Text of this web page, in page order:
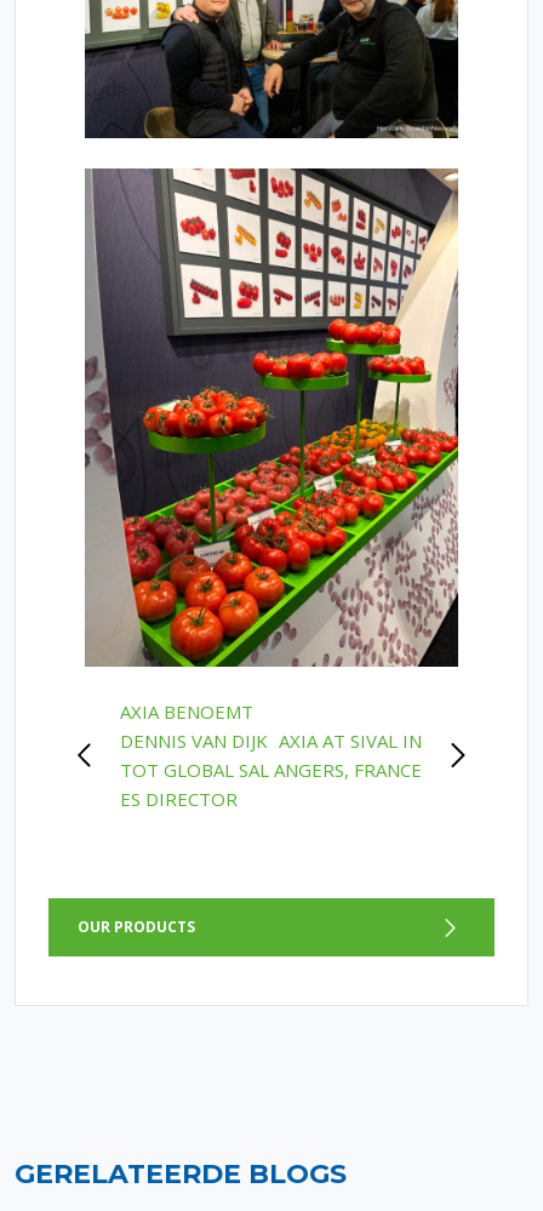
POST
NAVIGATION
AXIA BENOEMT
DENNIS VAN DIJK
TOT GLOBAL SAL
ES DIRECTOR
AXIA AT SIVAL IN
ANGERS, FRANCE
OUR PRODUCTS
GERELATEERDE BLOGS